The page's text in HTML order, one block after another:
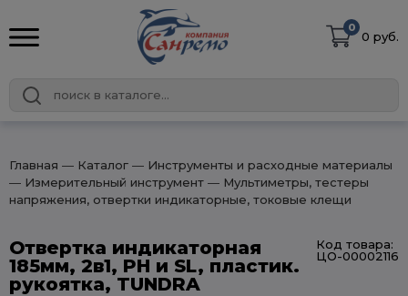
0
0 руб.
Главная ― Каталог ― Инструменты и расходные материалы
― Измерительный инструмент ― Мультиметры, тестеры
напряжения, отвертки индикаторные, токовые клещи
Отвертка индикаторная
185мм, 2в1, PH и SL, пластик.
рукоятка, TUNDRA
Код товара:
ЦО-00002116